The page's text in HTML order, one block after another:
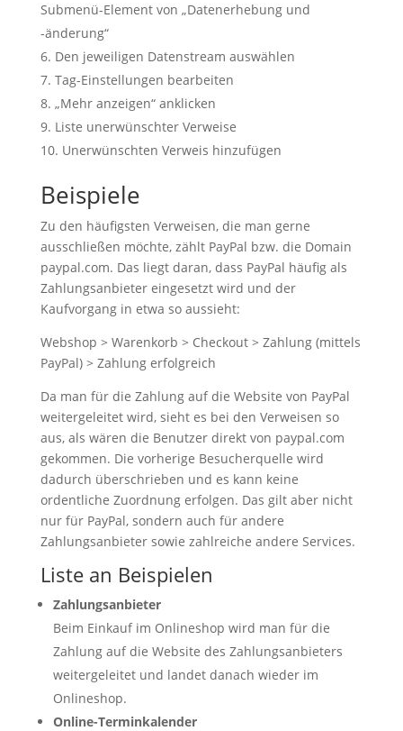
Submenü-Element von „Datenerhebung und
-änderung“
Den jeweiligen Datenstream auswählen
Tag-Einstellungen bearbeiten
„Mehr anzeigen“ anklicken
Liste unerwünschter Verweise
Unerwünschten Verweis hinzufügen
Beispiele
Zu den häufigsten Verweisen, die man gerne
ausschließen möchte, zählt PayPal bzw. die Domain
paypal.com. Das liegt daran, dass PayPal häufig als
Zahlungsanbieter eingesetzt wird und der
Kaufvorgang in etwa so aussieht:
Webshop > Warenkorb > Checkout > Zahlung (mittels
PayPal) > Zahlung erfolgreich
Da man für die Zahlung auf die Website von PayPal
weitergeleitet wird, sieht es bei den Verweisen so
aus, als wären die Benutzer direkt von paypal.com
gekommen. Die vorherige Besucherquelle wird
dadurch überschrieben und es kann keine
ordentliche Zuordnung erfolgen. Das gilt aber nicht
nur für PayPal, sondern auch für andere
Zahlungsanbieter sowie zahlreiche andere Services.
Liste an Beispielen
Zahlungsanbieter
Beim Einkauf im Onlineshop wird man für die
Zahlung auf die Website des Zahlungsanbieters
weitergeleitet und landet danach wieder im
Onlineshop.
Online-Terminkalender